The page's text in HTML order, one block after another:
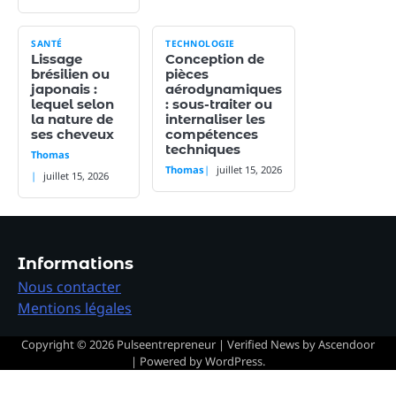
SANTÉ
Lissage
brésilien ou
japonais :
lequel selon
la nature de
ses cheveux
Thomas
juillet 15, 2026
TECHNOLOGIE
Conception de
pièces
aérodynamiques
: sous-traiter ou
internaliser les
compétences
techniques
Thomas juillet 15, 2026
Informations
Nous contacter
Mentions légales
Copyright © 2026 Pulseentrepreneur | Verified News byAscendoor
| Powered byWordPress.